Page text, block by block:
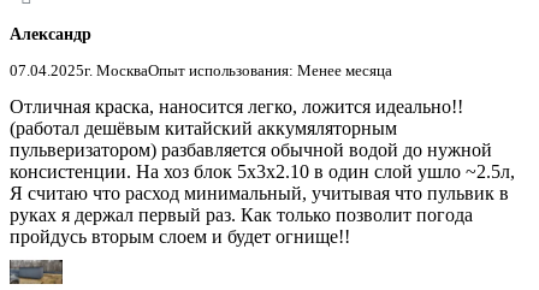
Александр
07.04.2025г. МоскваОпыт использования: Менее месяца
Отличная краска, наносится легко, ложится идеально!!
(работал дешёвым китайский аккумяляторным
пульверизатором) разбавляется обычной водой до нужной
консистенции. На хоз блок 5х3х2.10 в один слой ушло ~2.5л,
Я считаю что расход минимальный, учитывая что пульвик в
руках я держал первый раз. Как только позволит погода
пройдусь вторым слоем и будет огнище!!